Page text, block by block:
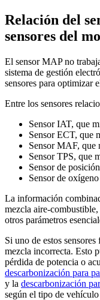
Relación del
sensores del
El sensor MAP no
sistema de gestión
sensores para optimizar
Entre los sensores
Sensor IAT, que
Sensor ECT, que
Sensor MAF, que
Sensor TPS, que
Sensor de
Sensor de
La información
mezcla aire-
otros parámetros
Si uno de estos
mezcla incorrecta. Esto
pérdida de potencia o
descarbonización para
y la descarbonización
según el tipo de